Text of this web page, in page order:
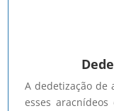
A dedetização
esses